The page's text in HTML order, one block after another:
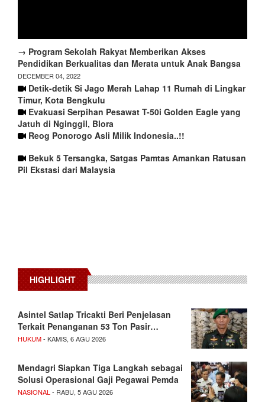
→ Program Sekolah Rakyat Memberikan Akses
Pendidikan Berkualitas dan Merata untuk Anak Bangsa
DECEMBER 04, 2022
Detik-detik Si Jago Merah Lahap 11 Rumah di Lingkar
Timur, Kota Bengkulu
Evakuasi Serpihan Pesawat T-50i Golden Eagle yang
Jatuh di Nginggil, Blora
Reog Ponorogo Asli Milik Indonesia..!!
Bekuk 5 Tersangka, Satgas Pamtas Amankan Ratusan
Pil Ekstasi dari Malaysia
HIGHLIGHT
Asintel Satlap Tricakti Beri Penjelasan
Terkait Penanganan 53 Ton Pasir…
HUKUM- KAMIS, 6 AGU 2026
Mendagri Siapkan Tiga Langkah sebagai
Solusi Operasional Gaji Pegawai Pemda
NASIONAL - RABU, 5 AGU 2026